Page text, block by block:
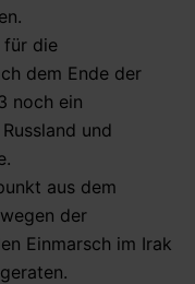
für die
dem Ende der
noch ein
und
aus dem
der
Einmarsch im Irak